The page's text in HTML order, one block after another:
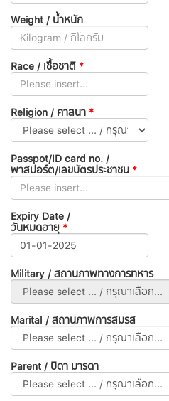
Weight / น้ำหนัก
Race / เชื้อชาติ *
Religion / ศาสนา *
Passpot/ID card no. /
พาสปอร์ต/เลขบัตรประชาชน *
Expiry Date /
วันหมดอายุ *
Military / สถานภาพทางการทหาร
Marital / สถานภาพการสมรส
Parent / บิดา มารดา